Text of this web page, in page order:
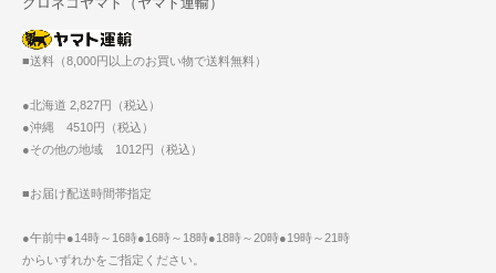
■送料（8,000円以上のお買い物で送料無料）
●北海道 2,827円（税込）
●沖縄 4510円（税込）
●その他の地域 1012円（税込）
■お届け配送時間帯指定
●午前中●14時～16時●16時～18時●18時～20時●19時～21時
からいずれかをご指定ください。